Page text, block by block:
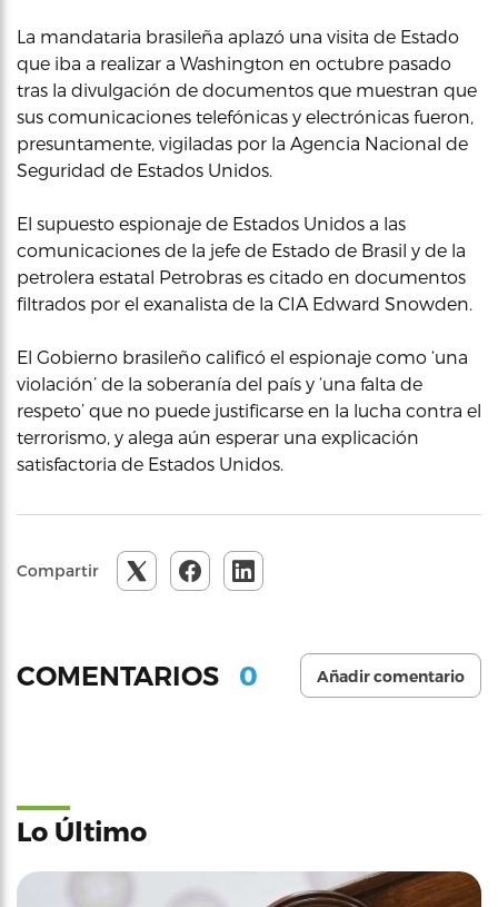
La mandataria brasileña aplazó una visita de Estado
que iba a realizar a Washington en octubre pasado
tras la divulgación de documentos que muestran que
sus comunicaciones telefónicas y electrónicas fueron,
presuntamente, vigiladas por la Agencia Nacional de
Seguridad de Estados Unidos.
El supuesto espionaje de Estados Unidos a las
comunicaciones de la jefe de Estado de Brasil y de la
petrolera estatal Petrobras es citado en documentos
filtrados por el exanalista de la CIA Edward Snowden.
El Gobierno brasileño calificó el espionaje como ‘una
violación’ de la soberanía del país y ‘una falta de
respeto’ que no puede justificarse en la lucha contra el
terrorismo, y alega aún esperar una explicación
satisfactoria de Estados Unidos.
Compartir
COMENTARIOS 0 Añadir comentario
Lo Último